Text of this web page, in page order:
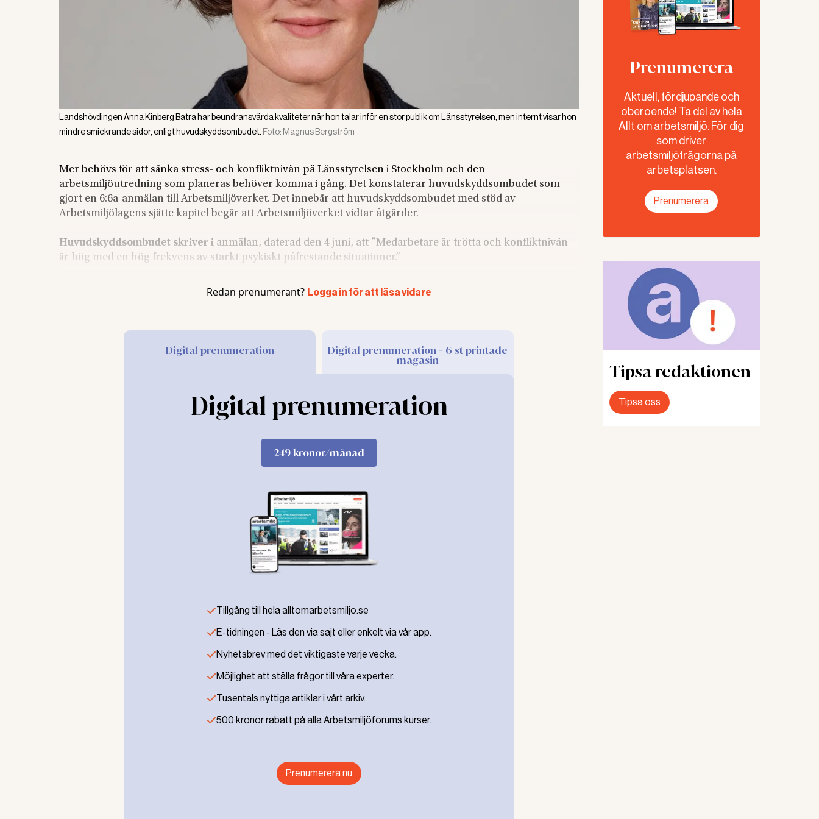
Landshövdingen Anna Kinberg Batra har beundransvärda kvaliteter när hon talar inför en stor publik om Länsstyrelsen, men internt visar hon
mindre smickrande sidor, enligt huvudskyddsombudet. Foto: Magnus Bergström
Mer behövs för att sänka stress- och konfliktnivån på Länsstyrelsen i Stockholm och den
arbetsmiljöutredning som planeras behöver komma i gång. Det konstaterar huvudskyddsombudet som
gjort en 6:6a-anmälan till Arbetsmiljöverket. Det innebär att huvudskyddsombudet med stöd av
Arbetsmiljölagens sjätte kapitel begär att Arbetsmiljöverket vidtar åtgärder.
Huvudskyddsombudet skriver i anmälan, daterad den 4 juni, att ”Medarbetare är trötta och konfliktnivån
är hög med en hög frekvens av starkt psykiskt påfrestande situationer.”
Enligt skyddsombudet har arbetsgivaren inte lämnat något besked om när arbetsmiljöutredningen kan
komma i gång trots upprepade möten där situationens allvar påpekats.
Med i anmälan finns också tidigare mejl från huvudskyddsombudet till företrädare för arbetsgivaren. I
mejlen finns beskrivningar av medarbetare som är upprörda, ledsna och stressade och som har blivit
otrevligt, orättvist eller osakligt bemötta. Huvudskyddsombudet beskriver i ett mejl från april
landshövdingen Anna Kinberg Batras chefskap som ”En toxisk ledarstil som ger avtryck i organisationen.”
att möten har hållits under ett års tid mellan huvudskyddsombud och fackliga
företrädare å ena sidan och länsöverdirektör och hr-chef å andra sidan.
Huvudskyddsombudet påpekar nu i sin anmälan att arbetsmiljöproblemen till följd av landshövdingens
inte låta den tidigare länsöverdirektören delta i arbetsmiljöutredningen oroar
skyddsombudet. Skyddsombudet menar att länsöverdirektören har ”väsentlig information” och påpekar att
hon hade arbetsmiljöansvaret för verksamheten under Anna Kinberg Batras dryga första år. Om inte
länsöverdirektören får delta finns det en risk att utredningen får en bristande legitimitet hos myndighetens
nedanstående via e-post, vilket är kommentarer han tidigare gett till Aftonbladet.
– Det hade ur alla aspekter varit bättre om arbetsmiljöundersökningen kommit i gång och genomförts
tydligt att det för närvarande inte finns förutsättningar att inleda arbetet. Jag välkomnar mot denna
bakgrund att Arbetsmiljöverket nu får titta på frågan och ser med tillförsikt fram mot resultatet av deras
– Vad gäller det konkreta innehållet i de diskussioner som förts om arbetsmiljöundersökningen kommer jag
Redan prenumerant? Logga in för att läsa vidare
Digital prenumeration Digital prenumeration + 6 st printade
magasin
Digital prenumeration
249 kronor/månad
Tillgång till hela alltomarbetsmiljo.se
E-tidningen - Läs den via sajt eller enkelt via vår app.
Nyhetsbrev med det viktigaste varje vecka.
Möjlighet att ställa frågor till våra experter.
Tusentals nyttiga artiklar i vårt arkiv.
500 kronor rabatt på alla Arbetsmiljöforums kurser.
Prenumerera nu
Prenumerera
Aktuell, fördjupande och
oberoende! Ta del av hela
Allt om arbetsmiljö. För dig
som driver
arbetsmiljöfrågorna på
arbetsplatsen.
Prenumerera
Tipsa redaktionen
Tipsa oss